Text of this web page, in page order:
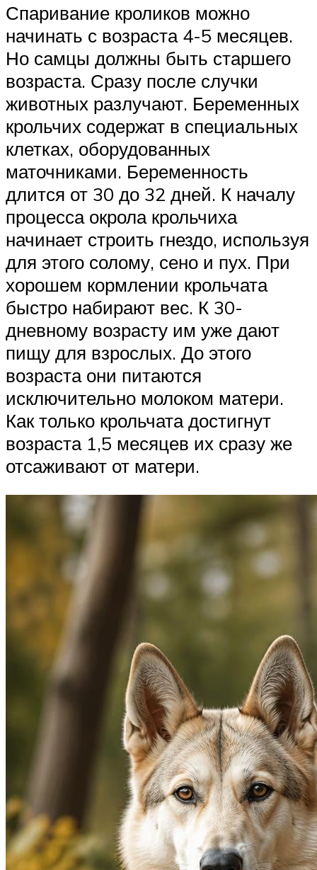
Спаривание кроликов можно
начинать с возраста 4-5 месяцев.
Но самцы должны быть старшего
возраста. Сразу после случки
животных разлучают. Беременных
крольчих содержат в специальных
клетках, оборудованных
маточниками. Беременность
длится от 30 до 32 дней. К началу
процесса окрола крольчиха
начинает строить гнездо, используя
для этого солому, сено и пух. При
хорошем кормлении крольчата
быстро набирают вес. К 30-
дневному возрасту им уже дают
пищу для взрослых. До этого
возраста они питаются
исключительно молоком матери.
Как только крольчата достигнут
возраста 1,5 месяцев их сразу же
отсаживают от матери.